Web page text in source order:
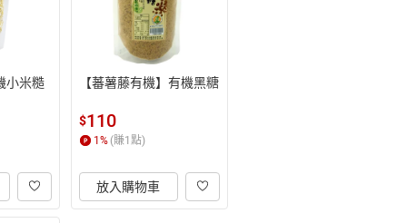
小米糙 【蕃薯藤有機】有機黑糖
$110
1% (賺1點)
放入購物車